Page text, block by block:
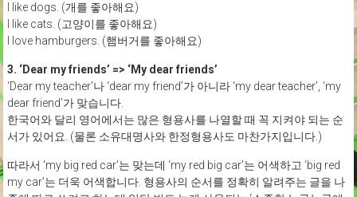
I like dogs. (개를 좋아해요)
I like cats. (고양이를 좋아해요)
I love hamburgers. (햄버거를 좋아해요)
3. ‘Dear my friends’ => ‘My dear friends’
‘Dear my teacher’나 ‘dear my friend’가 아니라 ‘my dear teacher’, ‘my
dear friend’가 맞습니다.
한국어와 달리 영어에서는 많은 형용사를 나열할 때 꼭 지켜야 되는 순
서가 있어요. (물론 소유대명사와 한정형용사도 마찬가지입니다.)
따라서 ‘my big red car’는 맞는데 ‘my red big car’는 어색하고 ‘big red
my car’는 더욱 어색합니다. 형용사의 순서를 정확히 알려주는 글을 나